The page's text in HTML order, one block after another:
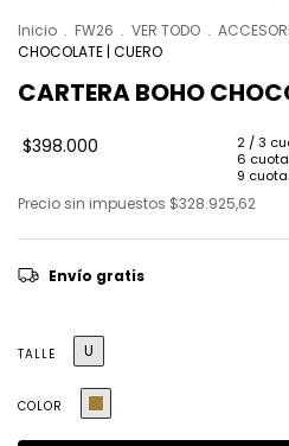
Inicio . FW26 . VER TODO .
CHOCOLATE | CUERO
CARTERA BOHO
$398.000
Precio sin impuestos $328.925,62
Envío gratis
TALLE U
COLOR